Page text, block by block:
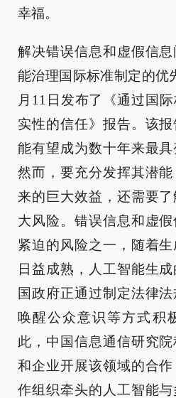
幸福。
解决错误信息和虚假信
能治理国际标准制定的优
月11日发布了《通过国
实性的信任》报告。该
能有望成为数十年来最具
然而，要充分发挥其潜
来的巨大效益，还需要
大风险。错误信息和虚
紧迫的风险之一，随着
日益成熟，人工智能生
国政府正通过制定法律法
唤醒公众意识等方式积
此，中国信息通信研究
和企业开展该领域的合
作组织牵头的人工智能